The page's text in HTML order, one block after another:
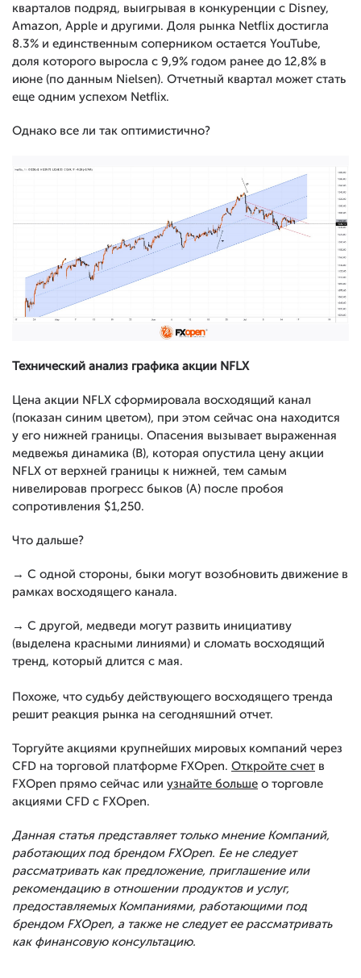
кварталов подряд, выигрывая в конкуренции с Disney,
Amazon, Apple и другими. Доля рынка Netflix достигла
8.3% и единственным соперником остается YouTube,
доля которого выросла с 9,9% годом ранее до 12,8% в
июне (по данным Nielsen). Отчетный квартал может стать
еще одним успехом Netflix.
Однако все ли так оптимистично?
Технический анализ графика акции NFLX
Цена акции NFLX сформировала восходящий канал
(показан синим цветом), при этом сейчас она находится
у его нижней границы. Опасения вызывает выраженная
медвежья динамика (В), которая опустила цену акции
NFLX от верхней границы к нижней, тем самым
нивелировав прогресс быков (А) после пробоя
сопротивления $1,250.
Что дальше?
→ С одной стороны, быки могут возобновить движение в
рамках восходящего канала.
→ С другой, медведи могут развить инициативу
(выделена красными линиями) и сломать восходящий
тренд, который длится с мая.
Похоже, что судьбу действующего восходящего тренда
решит реакция рынка на сегодняшний отчет.
Торгуйте акциями крупнейших мировых компаний через
CFD на торговой платформе FXOpen. Откройте счет в
FXOpen прямо сейчас или узнайте больше о торговле
акциями CFD с FXOpen.
Данная статья представляет только мнение Компаний,
работающих под брендом FXOpen. Ее не следует
рассматривать как предложение, приглашение или
рекомендацию в отношении продуктов и услуг,
предоставляемых Компаниями, работающими под
брендом FXOpen, а также не следует ее рассматривать
как финансовую консультацию.